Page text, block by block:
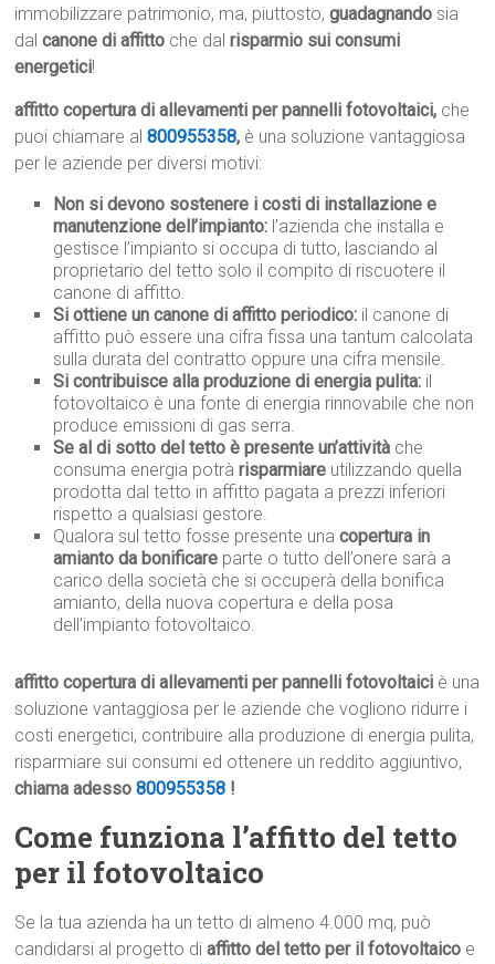
immobilizzare patrimonio, ma, piuttosto,guadagnando sia
dalcanone di affitto che dalrisparmio sui consumi
energetici!
affitto copertura di allevamenti per pannelli fotovoltaici, che
puoi chiamare al800955358, è una soluzione vantaggiosa
per le aziende per diversi motivi:
Non si devono sostenere i costi di installazione e
manutenzione dell’impianto: l’azienda che installa e
gestisce l’impianto si occupa di tutto, lasciando al
proprietario del tetto solo il compito di riscuotere il
canone di affitto.
Si ottiene un canone di affitto periodico: il canone di
affitto può essere una cifra fissa una tantum calcolata
sulla durata del contratto oppure una cifra mensile.
Si contribuisce alla produzione di energia pulita: il
fotovoltaico è una fonte di energia rinnovabile che non
produce emissioni di gas serra.
Se al di sotto del tetto è presente un’attività che
consuma energia potràrisparmiare utilizzando quella
prodotta dal tetto in affitto pagata a prezzi inferiori
rispetto a qualsiasi gestore.
Qualora sul tetto fosse presente unacopertura in
amianto da bonificare parte o tutto dell’onere sarà a
carico della società che si occuperà della bonifica
amianto, della nuova copertura e della posa
dell’impianto fotovoltaico.
affitto copertura di allevamenti per pannelli fotovoltaici è una
soluzione vantaggiosa per le aziende che vogliono ridurre i
costi energetici, contribuire alla produzione di energia pulita,
risparmiare sui consumi ed ottenere un reddito aggiuntivo,
chiama adesso800955358 !
Come funziona l’affitto del tetto
per il fotovoltaico
Se la tua azienda ha un tetto di almeno 4.000 mq, può
candidarsi al progetto diaffitto del tetto per il fotovoltaico e